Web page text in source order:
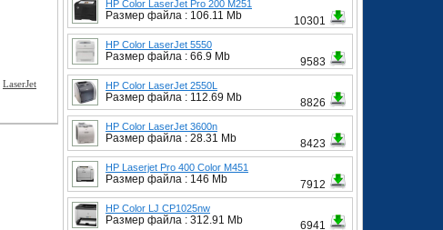
HP Color LaserJet Pro 200 M251
Размер файла : 106.11 Mb 10301
HP Color LaserJet 5550
Размер файла : 66.9 Mb 9583
HP Color LaserJet 2550L
Размер файла : 112.69 Mb 8826
HP Color LaserJet 3600n
Размер файла : 28.31 Mb 8423
HP Laserjet Pro 400 Color M451
Размер файла : 146 Mb 7912
HP Color LJ CP1025nw
Размер файла : 312.91 Mb 6941
LaserJet